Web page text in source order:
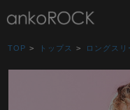
TOP > トップス > ロングスリ